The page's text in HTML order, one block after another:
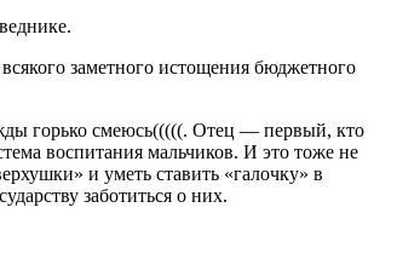
заметного истощения бюджетного
горько смеюсь(((((. Отец — первый, кто
воспитания мальчиков. И это тоже не
и уметь ставить «галочку» в
заботиться о них.